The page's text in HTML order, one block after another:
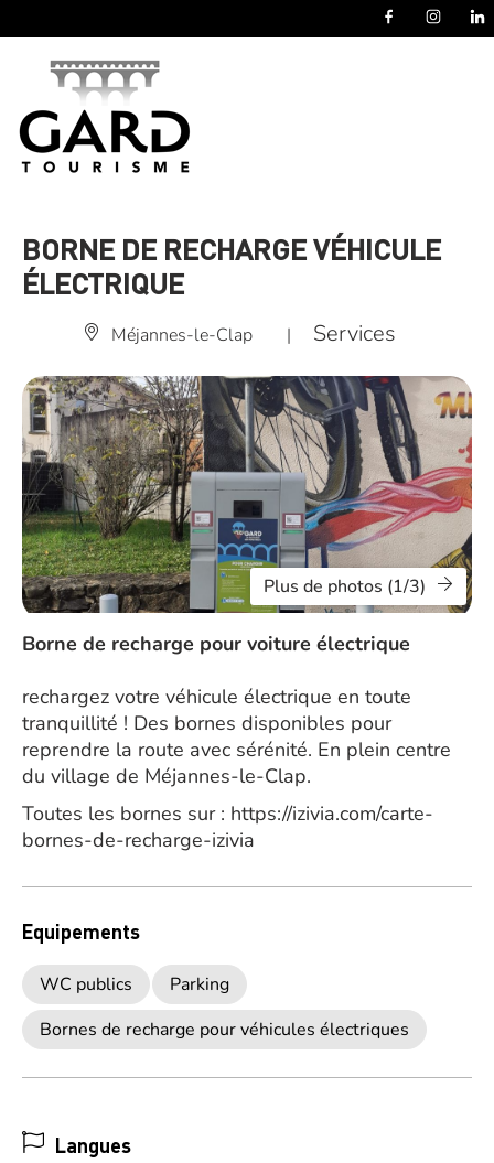
BORNE DE RECHARGE VÉHICULE
ÉLECTRIQUE
Méjannes-le-Clap | Services
Plus de photos (1/3)
Borne de recharge pour voiture électrique
rechargez votre véhicule électrique en toute
tranquillité ! Des bornes disponibles pour
reprendre la route avec sérénité. En plein centre
du village de Méjannes-le-Clap.
Toutes les bornes sur : https://izivia.com/carte-
bornes-de-recharge-izivia
Equipements
WC publics
Parking
Bornes de recharge pour véhicules électriques
Langues